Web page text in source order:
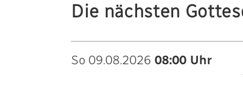
Die nächsten
So 09.08.2026 08:00 Uhr